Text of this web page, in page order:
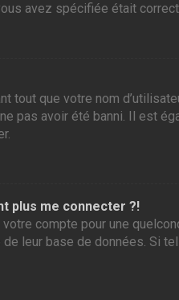
avez spécifiée était
tout que votre nom
pas avoir été banni. Il est
plus me connecter ?!
compte pour une
leur base de données. Si